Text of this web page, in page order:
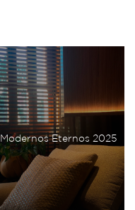
Modernos Eternos 2025